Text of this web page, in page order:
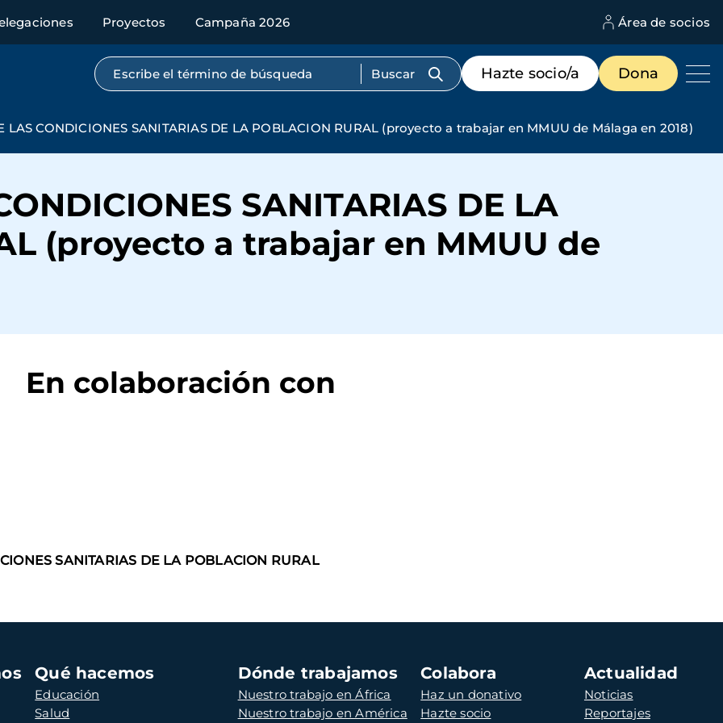
Proyectos Campaña 2026 Área de socios
Búsqueda por texto completo
Menú
de
destacados
Hazte socio/a Dona
LAS CONDICIONES SANITARIAS DE LA POBLACION RURAL (proyecto a trabajar en MMUU de Málaga en 2018)
SANITARIAS DE LA
(proyecto a trabajar en MMUU de
En colaboración con
SANITARIAS DE LA POBLACION RURAL
Qué hacemos
Educación
Salud
Dónde trabajamos
Nuestro trabajo en África
Nuestro trabajo en América
Colabora
Haz un donativo
Hazte socio
Actualidad
Noticias
Reportajes